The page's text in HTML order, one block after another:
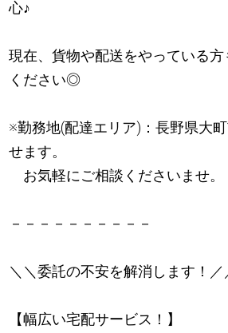
心♪
現在、貨物や配送をやっている
ください◎
※勤務地(配達エリア)：長野県大
せます。
お気軽にご相談くださいませ。
－－－－－－－－－－
＼＼委託の不安を解消します！／
【幅広い宅配サービス！】